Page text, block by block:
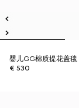
婴儿GG棉质提花盖毯
€ 530